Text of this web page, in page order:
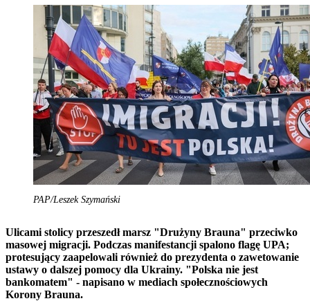
PAP/Leszek Szymański
Ulicami stolicy przeszedł marsz "Drużyny Brauna" przeciwko
masowej migracji. Podczas manifestancji spalono flagę UPA;
protesujący zaapelowali również do prezydenta o zawetowanie
ustawy o dalszej pomocy dla Ukrainy. "Polska nie jest
bankomatem" - napisano w mediach społecznościowych
Korony Brauna.